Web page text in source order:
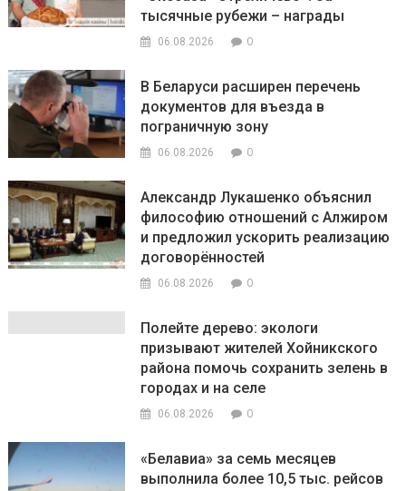
тысячные рубежи – награды
06.08.2026 0
В Беларуси расширен перечень
документов для въезда в
пограничную зону
06.08.2026 0
Александр Лукашенко объяснил
философию отношений с Алжиром
и предложил ускорить реализацию
договорённостей
06.08.2026 0
Полейте дерево: экологи
призывают жителей Хойникского
района помочь сохранить зелень в
городах и на селе
06.08.2026 0
«Белавиа» за семь месяцев
выполнила более 10,5 тыс. рейсов